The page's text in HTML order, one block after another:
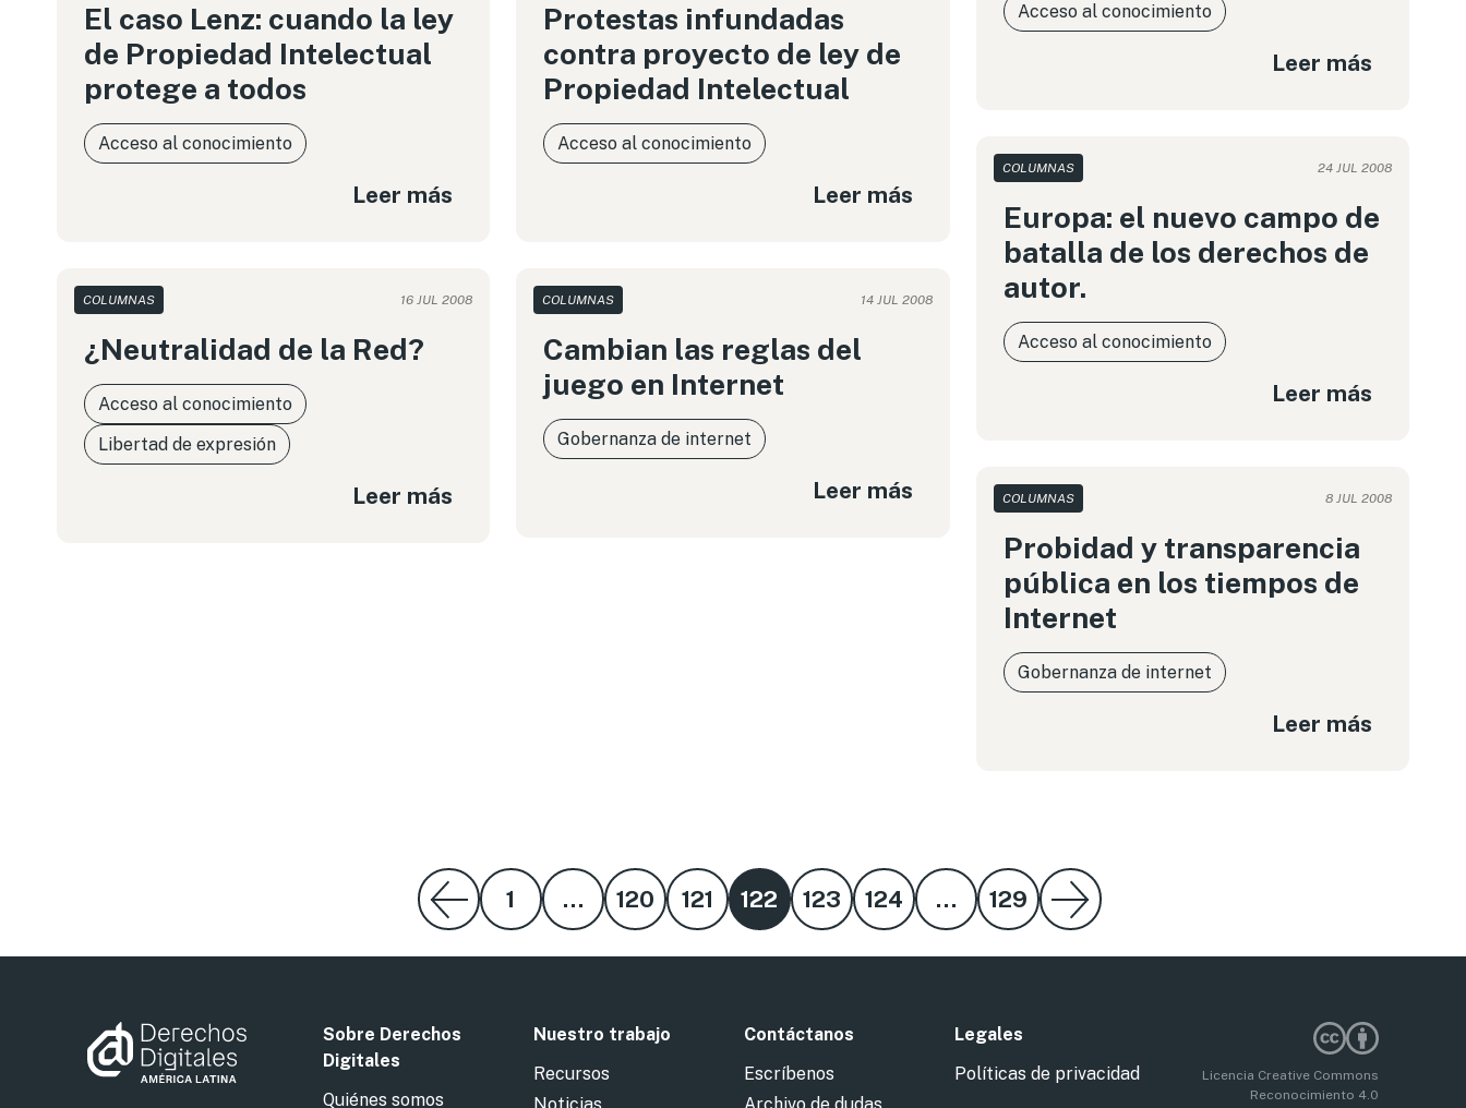
Acceso al conocimiento
Leer más
El caso Lenz: cuando la ley
de Propiedad Intelectual
protege a todos
Acceso al conocimiento
Leer más
Protestas infundadas
contra proyecto de ley de
Propiedad Intelectual
Acceso al conocimiento
Leer más
COLUMNAS 24 JUL 2008
Europa: el nuevo campo de
batalla de los derechos de
autor.
Acceso al conocimiento
Leer más
COLUMNAS 16 JUL 2008
¿Neutralidad de la Red?
Acceso al conocimiento
Libertad de expresión
Leer más
COLUMNAS 14 JUL 2008
Cambian las reglas del
juego en Internet
Gobernanza de internet
Leer más COLUMNAS 8 JUL 2008
Probidad y transparencia
pública en los tiempos de
Internet
Gobernanza de internet
Leer más
1 … 120 121 122 123 124 … 129
Sobre Derechos
Digitales
Quiénes somos
Nuestro trabajo
Recursos
Contáctanos
Escríbenos
Legales
Políticas de privacidad
Licencia Creative Commons
Reconocimiento 4.0